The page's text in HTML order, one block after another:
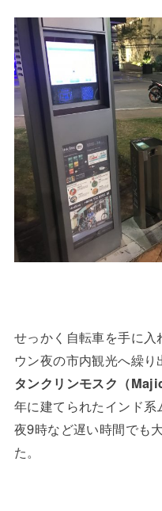
せっかく自転車を手に
ウン夜の市内観光へ繰
タンクリンモスク（
年に建てられたインド系
夜9時など遅い時間でも
た。